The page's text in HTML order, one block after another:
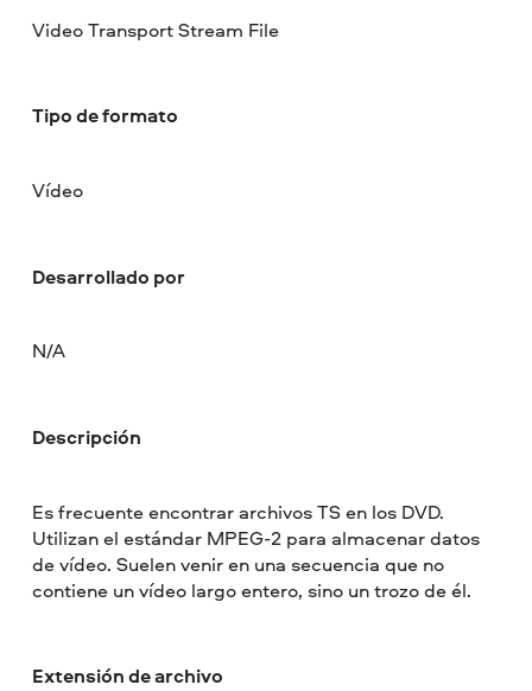
Video Transport Stream File
Tipo de formato
Vídeo
Desarrollado por
N/A
Descripción
Es frecuente encontrar archivos TS en los DVD.
Utilizan el estándar MPEG-2 para almacenar datos
de vídeo. Suelen venir en una secuencia que no
contiene un vídeo largo entero, sino un trozo de él.
Extensión de archivo